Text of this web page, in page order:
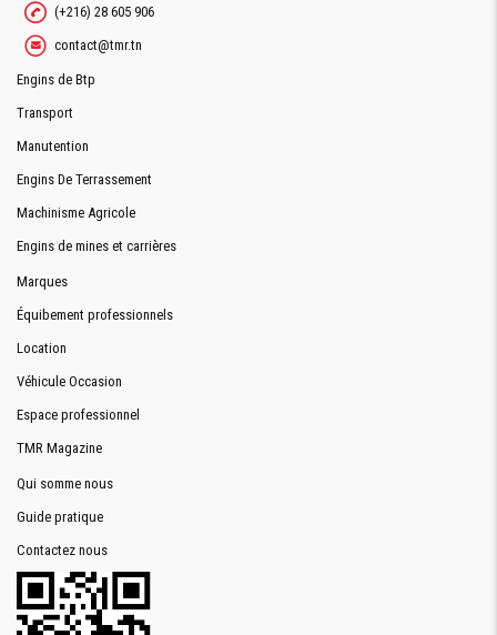
(+216) 28 605 906
contact@tmr.tn
Engins de Btp
Transport
Manutention
Engins De Terrassement
Machinisme Agricole
Engins de mines et carrières
Marques
Équibement professionnels
Location
Véhicule Occasion
Espace professionnel
TMR Magazine
Qui somme nous
Guide pratique
Contactez nous